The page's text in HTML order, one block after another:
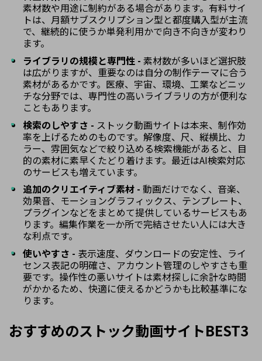
素材数や用途に制約がある場合があります。有料サイ
トは、月額サブスクリプション型と都度購入型が主流
で、継続的に使うか単発利用かで向き不向きが変わり
ます。
ライブラリの規模と専門性 - 素材数が多いほど選択肢
は広がりますが、重要なのは自分の制作テーマに合う
素材があるかです。医療、宇宙、環境、工業などニッ
チな分野では、専門性の高いライブラリの方が便利な
こともあります。
検索のしやすさ - ストック動画サイトは本来、制作効
率を上げるためのものです。解像度、尺、縦横比、カ
ラー、雰囲気などで絞り込める検索機能があると、目
的の素材に素早くたどり着けます。最近はAI検索対応
のサービスも増えています。
追加のクリエイティブ素材 - 動画だけでなく、音楽、
効果音、モーショングラフィックス、テンプレート、
プラグインなどをまとめて提供しているサービスもあ
ります。編集作業を一か所で完結させたい人には大き
な利点です。
使いやすさ - 表示速度、ダウンロードの安定性、ライ
センス表記の明確さ、アカウント管理のしやすさも重
要です。操作性の悪いサイトは素材探しに余計な時間
がかかるため、快適に使えるかどうかも比較基準にな
ります。
おすすめのストック動画サイトBEST3